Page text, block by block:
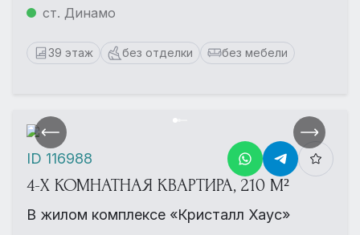
ст. Динамо
39 этаж без отделки без мебели
4-Х КОМНАТНАЯ КВАРТИРА, 210 М²
В жилом комплексе «Кристалл Хаус»
ID 116988